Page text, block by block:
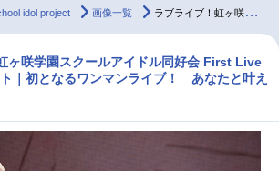
ム・アプリ 音楽 コスプレ
配信・Vtuber
idol project 画像一覧 ラブライブ！虹ヶ咲学園スクールアイドル同好会1stライブレポート
ヶ咲学園スクールアイドル同好会 First Live
｜初となるワンマンライブ！ あなたと叶え